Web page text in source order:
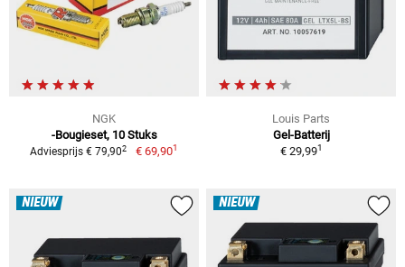
NGK
-Bougieset, 10 Stuks
Adviesprijs € 79,902 € 69,901
Louis Parts
Gel-Batterij
€ 29,991
NIEUW NIEUW